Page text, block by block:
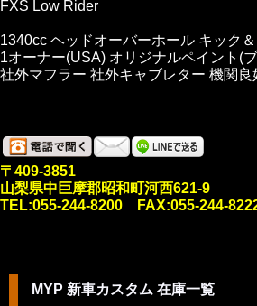
FXS Low Rider
1340cc ヘッドオーバーホール キック
1オーナー(USA) オリジナルペイント(
社外マフラー 社外キャブレター 機関良
〒409-3851
山梨県中巨摩郡昭和町河西621-9
TEL:055-244-8200 FAX:055-244-
MYP 新車カスタム 在庫一覧